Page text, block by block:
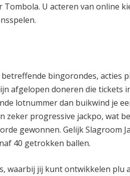
U acteren van online
bingorondes, acties
afgelopen doneren die tickets
lotnummer dan buikwind je
zeker progressive jackpo, wat
gewonnen. Gelijk Slagroom
40 getrokken ballen.
waarbij jij kunt ontwikkelen plu